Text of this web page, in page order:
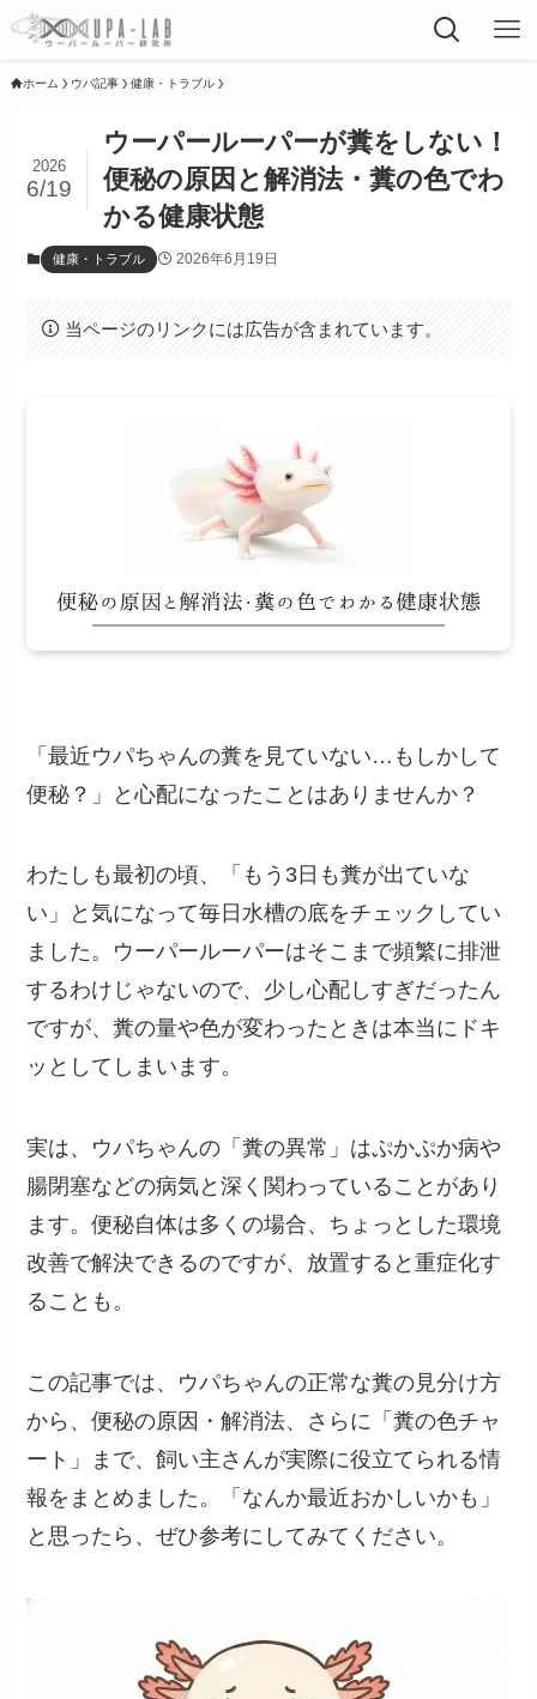
ホーム ウパ記事 健康・トラブル
ウーパールーパーが糞をしない！
便秘の原因と解消法・糞の色でわ
かる健康状態
2026
6/19
健康・トラブル 2026年6月19日
当ページのリンクには広告が含まれています。
「最近ウパちゃんの糞を見ていない…もしかして
便秘？」と心配になったことはありませんか？
わたしも最初の頃、「もう3日も糞が出ていな
い」と気になって毎日水槽の底をチェックしてい
ました。ウーパールーパーはそこまで頻繁に排泄
するわけじゃないので、少し心配しすぎだったん
ですが、糞の量や色が変わったときは本当にドキ
ッとしてしまいます。
実は、ウパちゃんの「糞の異常」はぷかぷか病や
腸閉塞などの病気と深く関わっていることがあり
ます。便秘自体は多くの場合、ちょっとした環境
改善で解決できるのですが、放置すると重症化す
ることも。
この記事では、ウパちゃんの正常な糞の見分け方
から、便秘の原因・解消法、さらに「糞の色チャ
ート」まで、飼い主さんが実際に役立てられる情
報をまとめました。「なんか最近おかしいかも」
と思ったら、ぜひ参考にしてみてください。